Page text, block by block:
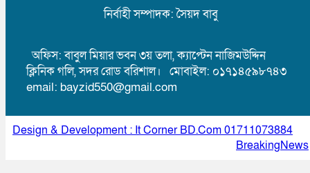
নির্বাহী সম্পাদক: সৈয়দ বাবু
অফিস: বাবুল মিয়ার ভবন ৩য় তলা, ক্যাপ্টেন নাজিমউদ্দিন
ক্লিনিক গলি, সদর রোড বরিশাল। মোবাইল: ০১৭১৪৫৯৮৭৪৩
email: bayzid550@gmail.com
Design & Development : It Corner BD.Com01711073884
BreakingNews